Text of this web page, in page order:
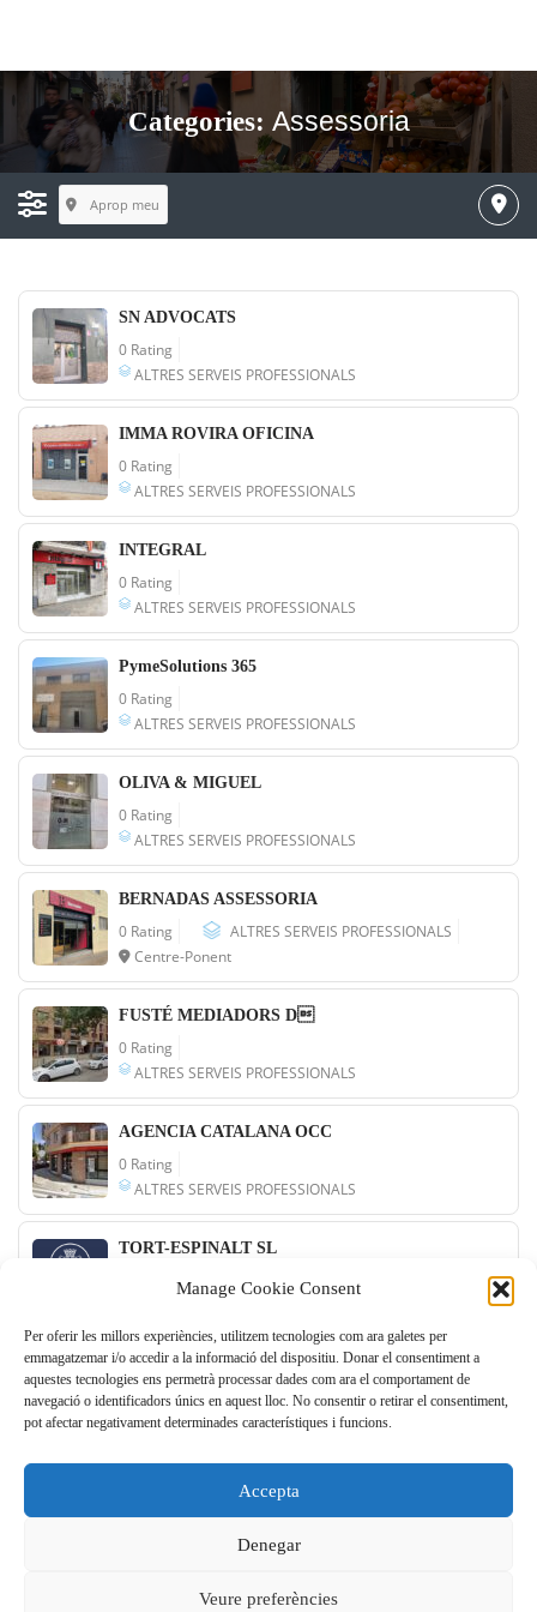
Manage Cookie Consent
Per oferir les millors experiències, utilitzem tecnologies com ara galetes per
emmagatzemar i/o accedir a la informació del dispositiu. Donar el consentiment a
aquestes tecnologies ens permetrà processar dades com ara el comportament de
navegació o identificadors únics en aquest lloc. No consentir o retirar el consentiment,
pot afectar negativament determinades característiques i funcions.
Accepta
Denegar
Veure preferències
Categories: Assessoria
Aprop meu
SN ADVOCATS
0 Rating
ALTRES SERVEIS PROFESSIONALS
IMMA ROVIRA OFICINA
0 Rating
ALTRES SERVEIS PROFESSIONALS
INTEGRAL
0 Rating
ALTRES SERVEIS PROFESSIONALS
PymeSolutions 365
0 Rating
ALTRES SERVEIS PROFESSIONALS
OLIVA & MIGUEL
0 Rating
ALTRES SERVEIS PROFESSIONALS
BERNADAS ASSESSORIA
0 Rating
ALTRES SERVEIS PROFESSIONALS
Centre-Ponent
FUSTÉ MEDIADORS D
0 Rating
ALTRES SERVEIS PROFESSIONALS
AGENCIA CATALANA OCC
0 Rating
ALTRES SERVEIS PROFESSIONALS
TORT-ESPINALT SL
ASSESSORIA GESGAR SL
0 Rating
ALTRES SERVEIS PROFESSIONALS
2 3